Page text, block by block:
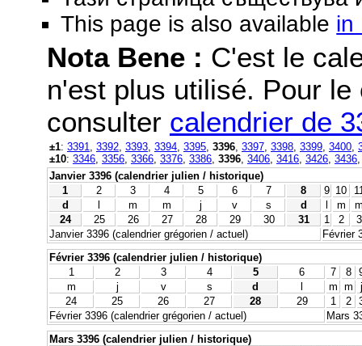
This page is also available in
Nota Bene : C'est le
n'est plus utilisé. Pour
consulter calendrier de
±1: 3391 3392 3393 3394 3395 3396 3397 3398 3399 3400
±10: 3346 3356 3366 3376 3386 3396 3406 3416 3426 3436
Janvier 3396 (calendrier julien / historique)
1
2 3 4 5 6 7 8 9 10
d
l m m j v s d l m
24
25 26 27 28 29 30 31 1 2
3
Janvier 3396 (calendrier grégorien / actuel)
Février
Février 3396 (calendrier julien / historique)
1
2 3 4 5 6 7 8
m
j v s d m m
j
24
25 26 27 28 29 1 2
Février 3396 (calendrier grégorien / actuel)
Mars
Mars 3396 (calendrier julien / historique)